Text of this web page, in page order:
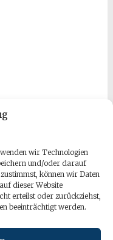
wir Technologien
und/oder darauf
können wir Daten
dieser Website
erteilst oder zurückziehst,
beeinträchtigt werden.